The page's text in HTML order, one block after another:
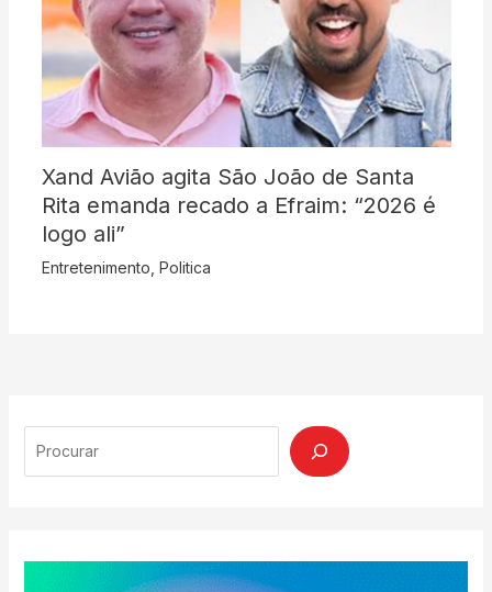
Xand Avião agita São João de Santa
Rita emanda recado a Efraim: “2026 é
logo ali”
Entretenimento Politica